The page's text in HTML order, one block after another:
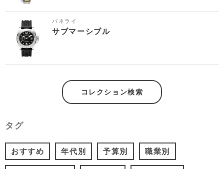
パネライ
サブマーシブル
コレクション検索
タグ
おすすめ 年代別 予算別 職業別